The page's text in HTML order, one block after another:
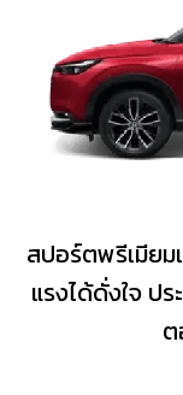
สปอร์ตพรีเมียม
แรงได้ดั่งใจ ป